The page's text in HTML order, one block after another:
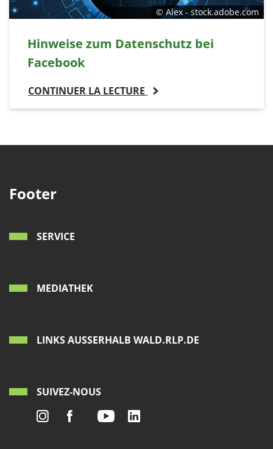
© Alex - stock.adobe.com
Hinweise zum Datenschutz bei
Facebook
CONTINUER LA LECTURE
Footer
SERVICE
MEDIATHEK
LINKS AUSSERHALB WALD.RLP.DE
SUIVEZ-NOUS